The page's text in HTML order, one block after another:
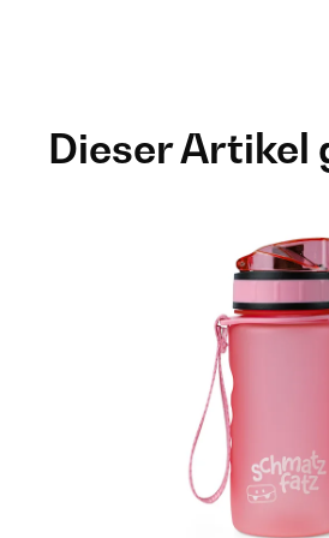
Dieser Artikel